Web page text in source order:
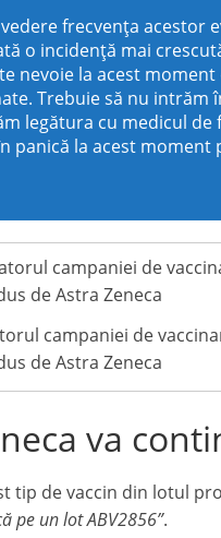
frecvența acestor
o incidență mai
nevoie la acest
Trebuie să nu intrăm
legătura cu medicul de
la acest moment
campaniei de
de Astra Zeneca
va
tip de vaccin din lotul
pe un lot ABV2856”.